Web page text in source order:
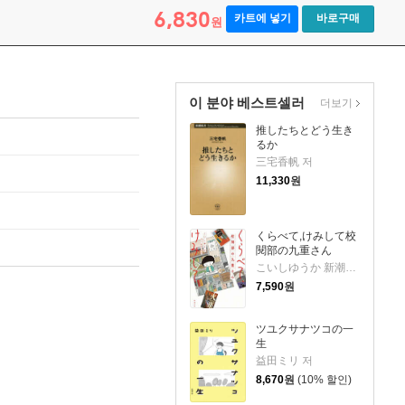
6,830원 카트에 넣기 바로구매
이 분야 베스트셀러
推したちとどう生き
るか
三宅香帆 저
11,330원
くらべて,けみして校
閱部の九重さん
7,590원
ツユクサナツコの一
生
益田ミリ 저
8,670원 (10% 할인)
더보기